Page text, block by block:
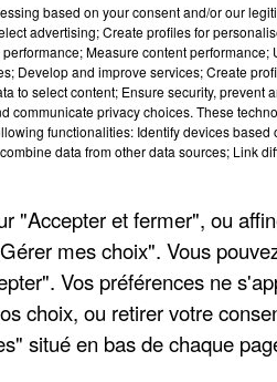
une photo montrant
son cliché d'un
que vous reveniez... » Un
la protection du littoral et des
based on your consent and/or our
advertising; Create profiles for
Measure content performance;
Develop and improve services; Create
to select content; Ensure security, prevent
communicate privacy choices. These
functionalities: Identify devices based
data from other data sources; Link
"Accepter et fermer", ou
mes choix". Vous
Vos préférences ne
choix, ou retirer votre
situé en bas de chaque